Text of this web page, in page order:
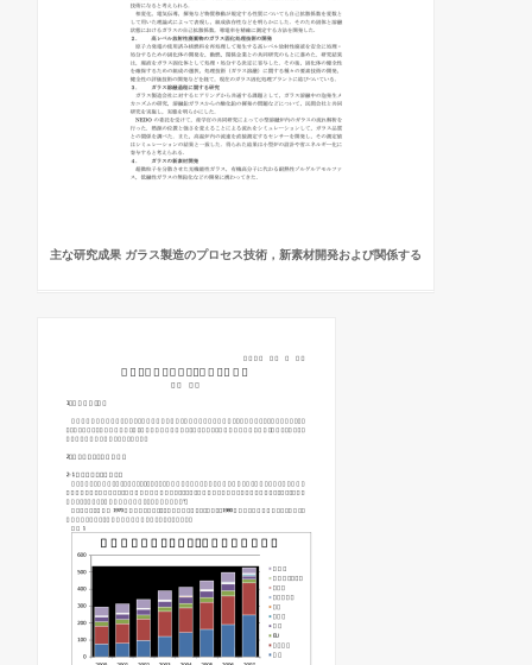
主な研究成果 ガラス製造のプロセス技術，新素材開発および関係する